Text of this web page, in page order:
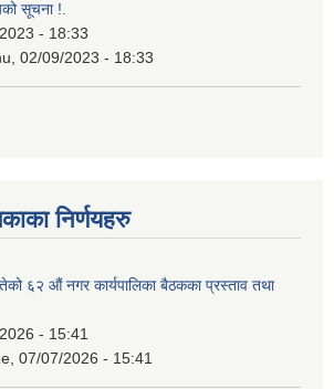
सूचना !.
- 18:33
02/09/2023 - 18:33
निर्णयहरु
६२ औं नगर कार्यपालिका बैठकका प्रस्ताव तथा
- 15:41
07/07/2026 - 15:41